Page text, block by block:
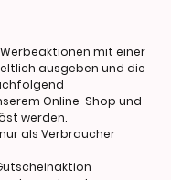
Werbeaktionen mit einer
ausgeben und die
Online-Shop und
werden.
als Verbraucher